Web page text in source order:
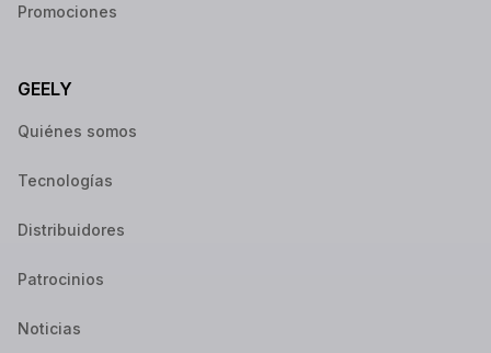
Promociones
GEELY
Quiénes somos
Tecnologías
Distribuidores
Patrocinios
Noticias